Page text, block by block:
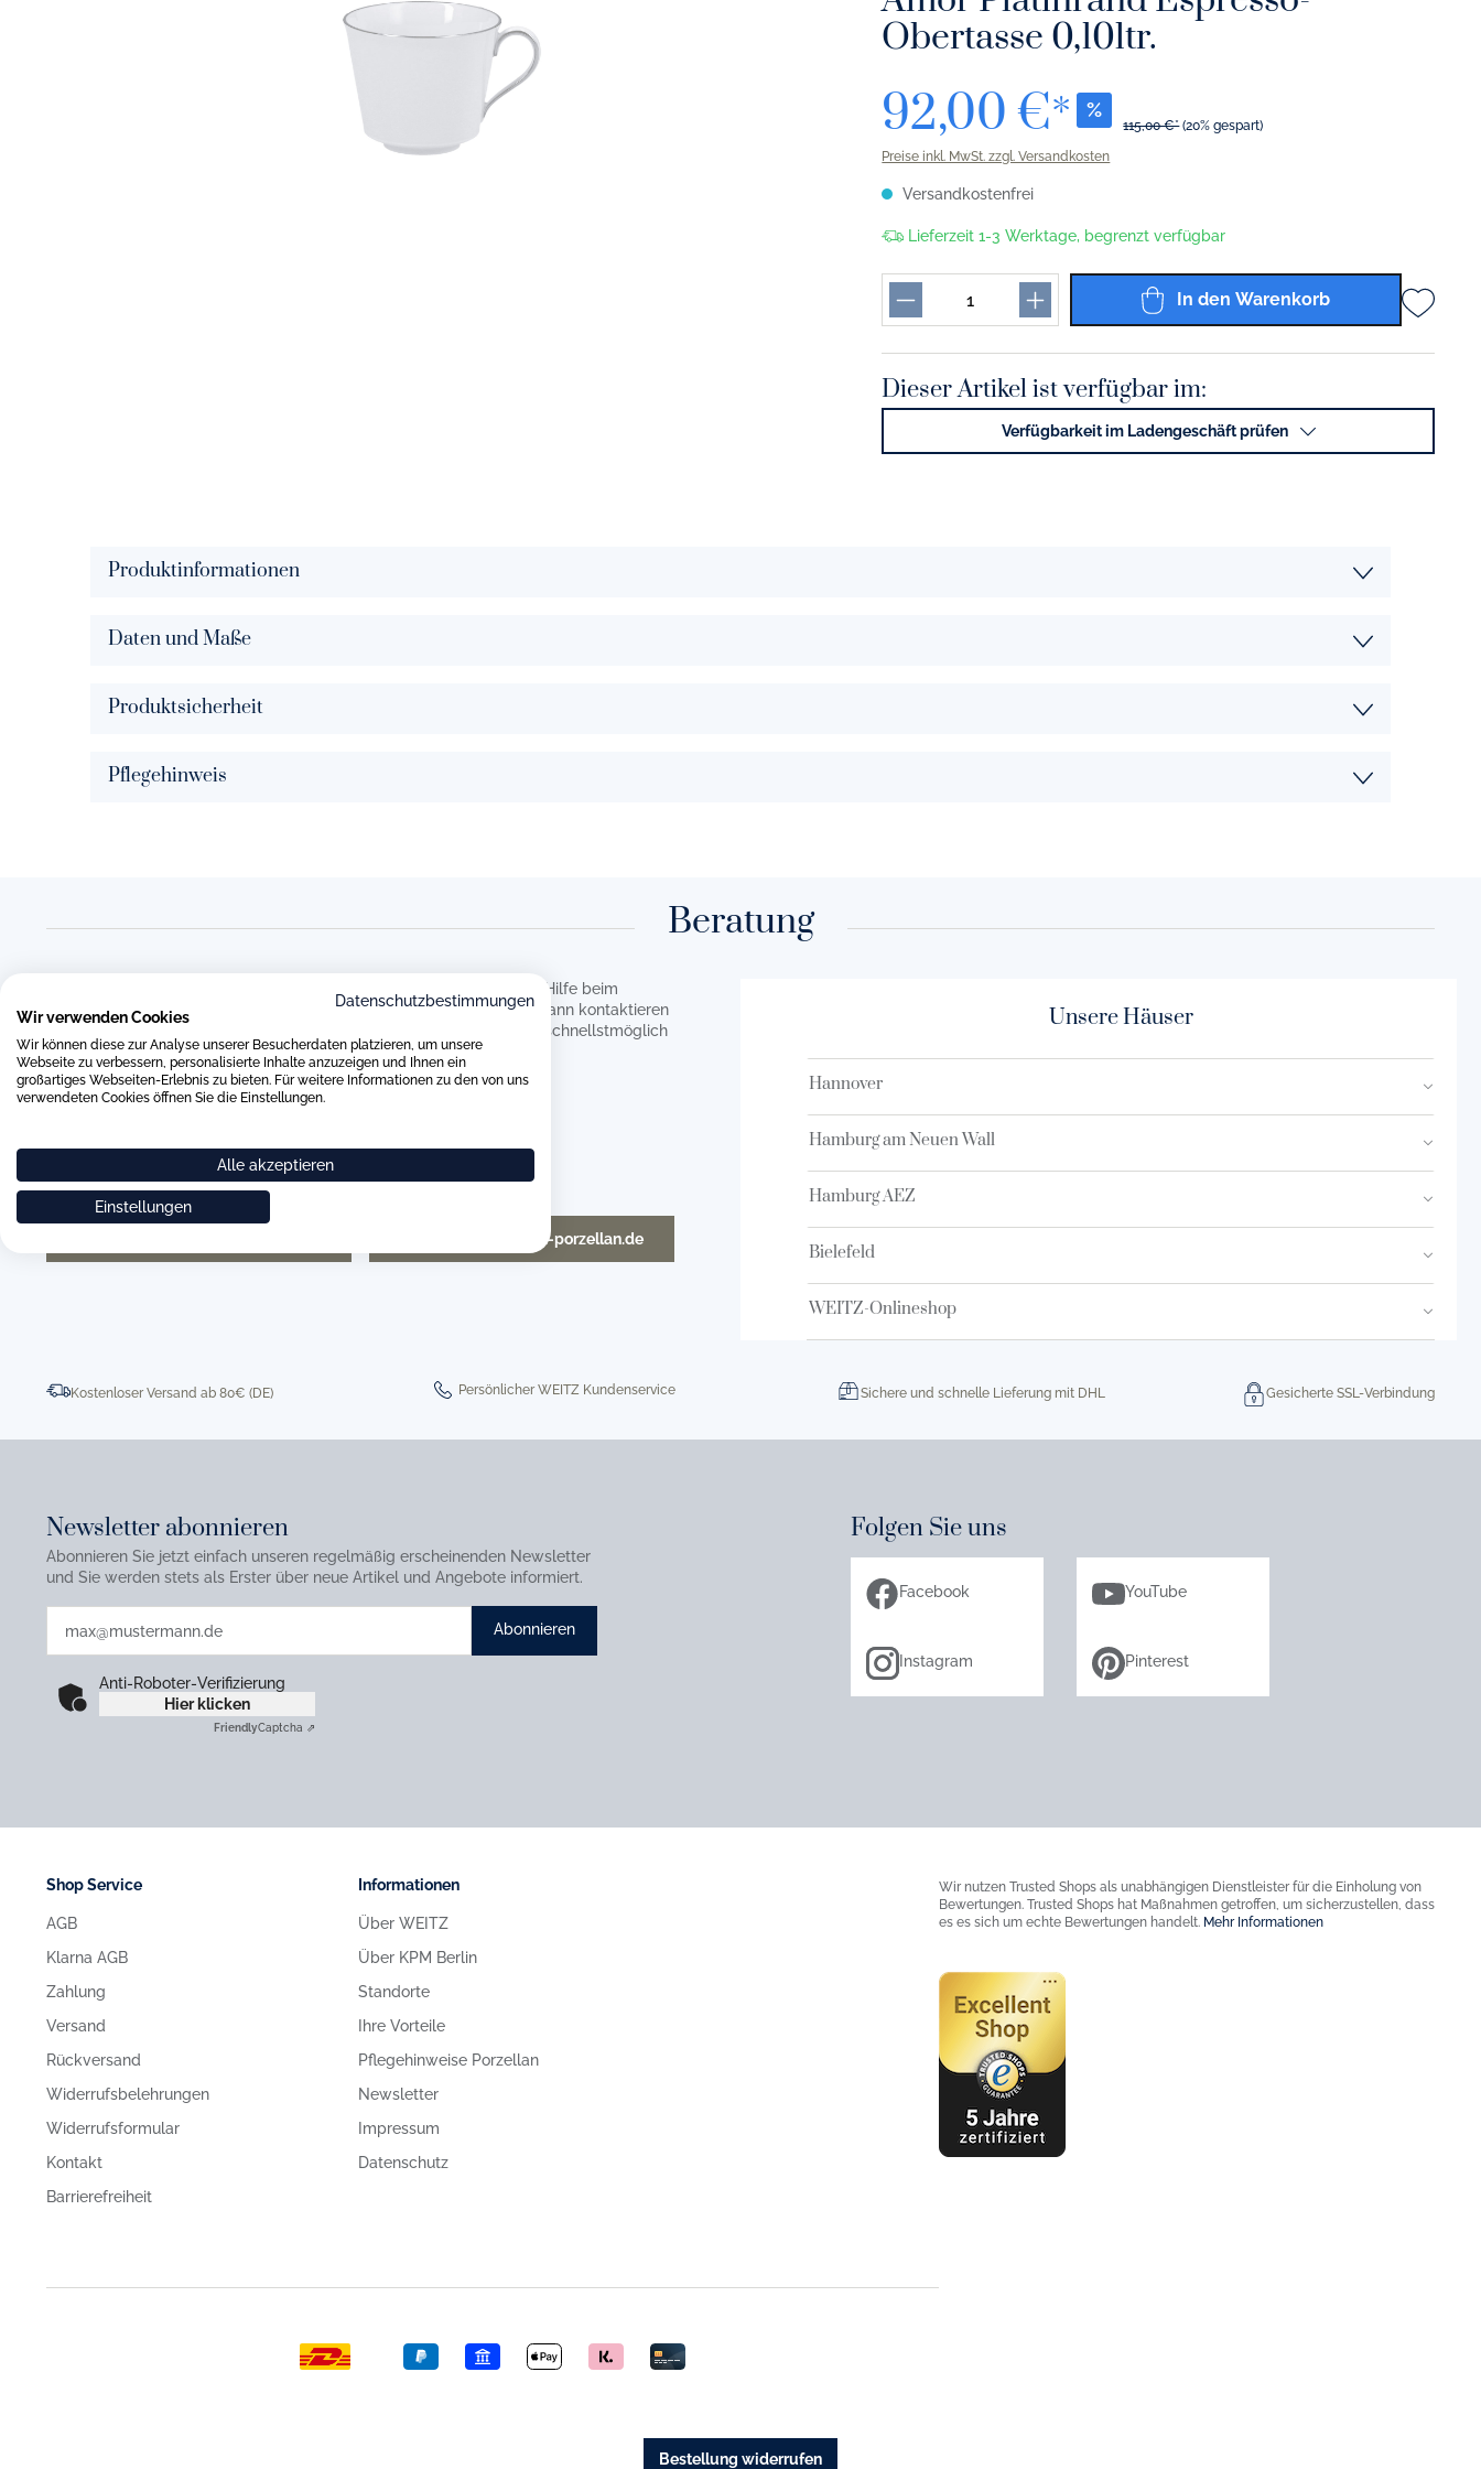
Obertasse 0,10ltr.
92,00 €* %
115,00 €* (20% gespart)
Preise inkl. MwSt. zzgl. Versandkosten
Versandkostenfrei
Lieferzeit 1-3 Werktage, begrenzt verfügbar
In den Warenkorb
Dieser Artikel ist verfügbar im:
Verfügbarkeit im Ladengeschäft prüfen
Produktinformationen
Daten und Maße
Produktsicherheit
Pflegehinweis
Beratung
Haben Sie Fragen zu unserem Service oder Sortiment, benötigen Sie Hilfe beim
Bestellvorgang oder haben Sie eine andere Frage auf dem Herzen? Dann kontaktieren
Sie uns gerne über das beigefügte Kontaktformular. Wir werden uns schnellstmöglich
um Ihre Anfrage kümmern.
online-buero@weitz-porzellan.de
Unsere Häuser
Hannover
Hamburg am Neuen Wall
Hamburg AEZ
Bielefeld
WEITZ-Onlineshop
Kostenloser Versand ab 80€ (DE) Persönlicher WEITZ Kundenservice Sichere und schnelle Lieferung mit DHL Gesicherte SSL-Verbindung
Newsletter abonnieren
Abonnieren Sie jetzt einfach unseren regelmäßig erscheinenden Newsletter
und Sie werden stets als Erster über neue Artikel und Angebote informiert.
Abonnieren
Anti-Roboter-Verifizierung
Hier klicken
FriendlyCaptcha ⇗
Folgen Sie uns
Facebook YouTube
Instagram Pinterest
Shop Service
AGB
Klarna AGB
Zahlung
Versand
Rückversand
Widerrufsbelehrungen
Widerrufsformular
Kontakt
Barrierefreiheit
Informationen
Über WEITZ
Über KPM Berlin
Standorte
Ihre Vorteile
Pflegehinweise Porzellan
Newsletter
Impressum
Datenschutz
Wir nutzen Trusted Shops als unabhängigen Dienstleister für die Einholung von
Bewertungen. Trusted Shops hat Maßnahmen getroffen, um sicherzustellen, dass
es es sich um echte Bewertungen handelt. Mehr Informationen
Bestellung widerrufen
Datenschutzbestimmungen
Wir verwenden Cookies
Wir können diese zur Analyse unserer Besucherdaten platzieren, um unsere
Webseite zu verbessern, personalisierte Inhalte anzuzeigen und Ihnen ein
großartiges Webseiten-Erlebnis zu bieten. Für weitere Informationen zu den von uns
verwendeten Cookies öffnen Sie die Einstellungen.
Alle akzeptieren
Einstellungen